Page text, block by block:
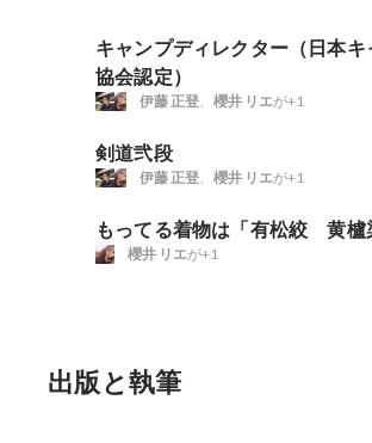
キャンプディレクター（日本キ
協会認定）
伊藤 正登 櫻井 リエが+1
剣道弐段
伊藤 正登 櫻井 リエが+1
もってる着物は「有松絞 黄櫨
櫻井 リエが+1
出版と執筆